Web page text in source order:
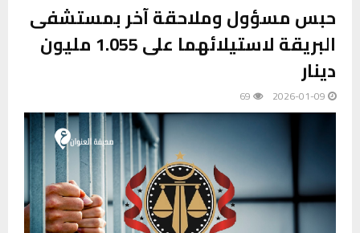
حبس مسؤول وملاحقة آخر بمستشفى
البريقة لاستيلائهما على 1.055 مليون
دينار
2026-01-09
69